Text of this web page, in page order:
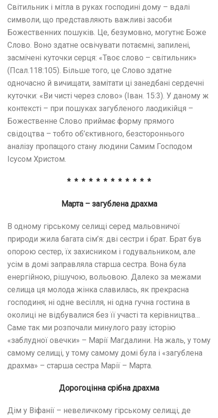
Світильник і мітла в руках господині дому – вдалі
символи, що представляють важливі засоби
Божественних пошуків. Це, безумовно, могутнє Боже
Слово. Воно здатне освічувати потаємні, запилені,
засмічені куточки серця: «Твоє слово – світильник»
(Псал.118:105). Більше того, це Слово здатне
одночасно й вичищати, замітати ці занедбані сердечні
куточки: «Ви чисті через слово» (Іван. 15:3). У даному ж
контексті – при пошуках загубленого лаодикійця –
Божественне Слово приймає форму прямого
свідоцтва – тобто об’єктивного, безстороннього
аналізу пропащого стану людини Самим Господом
Ісусом Христом.
* * * * * * * * * * * *
Марта – загублена драхма
В одному гірському селищі серед мальовничої
природи жила багата сім’я: дві сестри і брат. Брат був
опорою сестер, їх захисником і годувальником, але
усім в домі заправляла старша сестра. Вона була
енергійною, рішучою, вольовою. Далеко за межами
селища ця молода жінка славилась, як прекрасна
господиня; ні одне весілля, ні одна гучна гостина в
околиці не відбувалися без її участі та керівництва…
Саме так ми розпочали минулого разу історію
«заблудної овечки» – Марії Магдалини. На жаль, у тому
самому селищі, у тому самому домі була і «загублена
драхма» – старша сестра Марії – Марта.
Дорогоцінна срібна драхма
Дім у Віфанії – невеличкому гірському селищі, де